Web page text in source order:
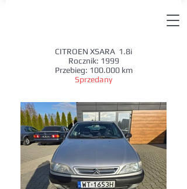
CITROEN XSARA 1.8i
Rocznik: 1999
Przebieg: 100.000 km
Sprzedany